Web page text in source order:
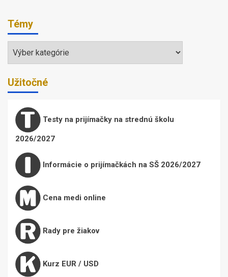
Témy
Témy
Užitočné
Testy na prijímačky na strednú školu
2026/2027
Informácie o prijímačkách na SŠ 2026/2027
Cena medi online
Rady pre žiakov
Kurz EUR / USD